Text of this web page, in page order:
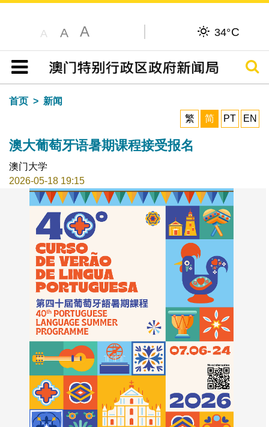
A A A 34°C
目录
搜寻
首页
新闻
繁
简 PT EN
澳大葡萄牙语暑期课程接受报名
澳门大学
2026-05-18 19:15